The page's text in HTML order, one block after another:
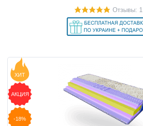
Отзывы: 1
ХИТ
АКЦИЯ
-18%